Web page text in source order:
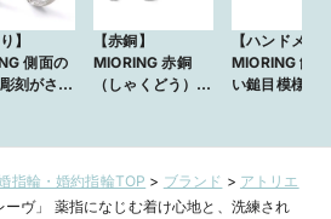
】
側面の
刻がさり
【赤銅】
MIORING 赤銅
（しゃくどう）の
リッジリング 暁
水 -あけみ-
【ハンドメイ
MIORING 飾
い鎚目模様の
指輪・婚約指輪TOP > ブランド > アトリエ
ーヴ」 薬指になじむ着け心地と、洗練され